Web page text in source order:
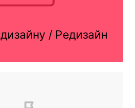
дизайну / Редизайн